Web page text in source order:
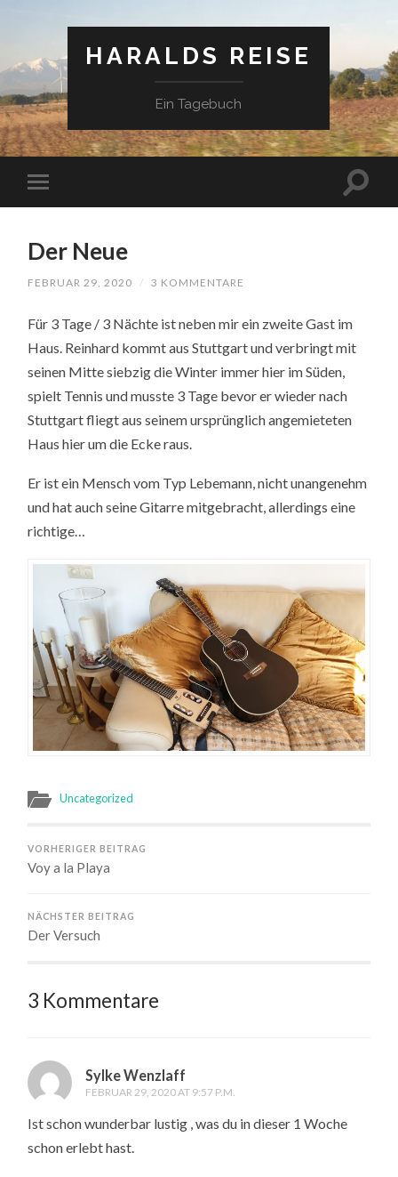
HARALDS REISE
Ein Tagebuch
Der Neue
FEBRUAR 29, 2020 / 3 KOMMENTARE
Für 3 Tage / 3 Nächte ist neben mir ein zweite Gast im
Haus. Reinhard kommt aus Stuttgart und verbringt mit
seinen Mitte siebzig die Winter immer hier im Süden,
spielt Tennis und musste 3 Tage bevor er wieder nach
Stuttgart fliegt aus seinem ursprünglich angemieteten
Haus hier um die Ecke raus.
Er ist ein Mensch vom Typ Lebemann, nicht unangenehm
und hat auch seine Gitarre mitgebracht, allerdings eine
richtige…
Uncategorized
VORHERIGER BEITRAG
Voy a la Playa
NÄCHSTER BEITRAG
Der Versuch
3 Kommentare
Sylke Wenzlaff
FEBRUAR 29, 2020 AT 9:57 P.M.
Ist schon wunderbar lustig , was du in dieser 1 Woche
schon erlebt hast.